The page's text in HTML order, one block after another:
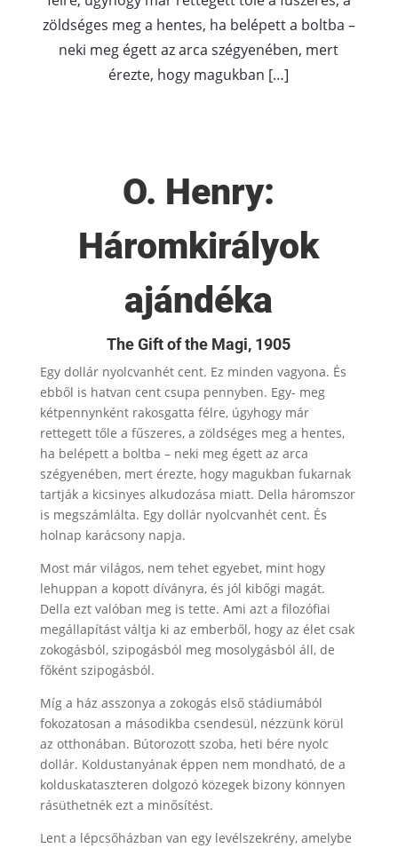
zöldséges meg a hentes, ha belépett a boltba –
neki meg égett az arca szégyenében, mert
érezte, hogy magukban […]
O. Henry:
Háromkirályok
ajándéka
The Gift of the Magi, 1905
Egy dollár nyolcvanhét cent. Ez minden vagyona. És
ebből is hatvan cent csupa pennyben. Egy- meg
kétpennynként rakosgatta félre, úgyhogy már
rettegett tőle a fűszeres, a zöldséges meg a hentes,
ha belépett a boltba – neki meg égett az arca
szégyenében, mert érezte, hogy magukban fukarnak
tartják a kicsinyes alkudozása miatt. Della háromszor
is megszámlálta. Egy dollár nyolcvanhét cent. És
holnap karácsony napja.
Most már világos, nem tehet egyebet, mint hogy
lehuppan a kopott díványra, és jól kibőgi magát.
Della ezt valóban meg is tette. Ami azt a filozófiai
megállapítást váltja ki az emberből, hogy az élet csak
zokogásból, szipogásból meg mosolygásból áll, de
főként szipogásból.
Míg a ház asszonya a zokogás első stádiumából
fokozatosan a másodikba csendesül, nézzünk körül
az otthonában. Bútorozott szoba, heti bére nyolc
dollár. Koldustanyának éppen nem mondható, de a
kolduskataszteren dolgozó közegek bizony könnyen
rásüthetnék ezt a minősítést.
Lent a lépcsőházban van egy levélszekrény, amelybe